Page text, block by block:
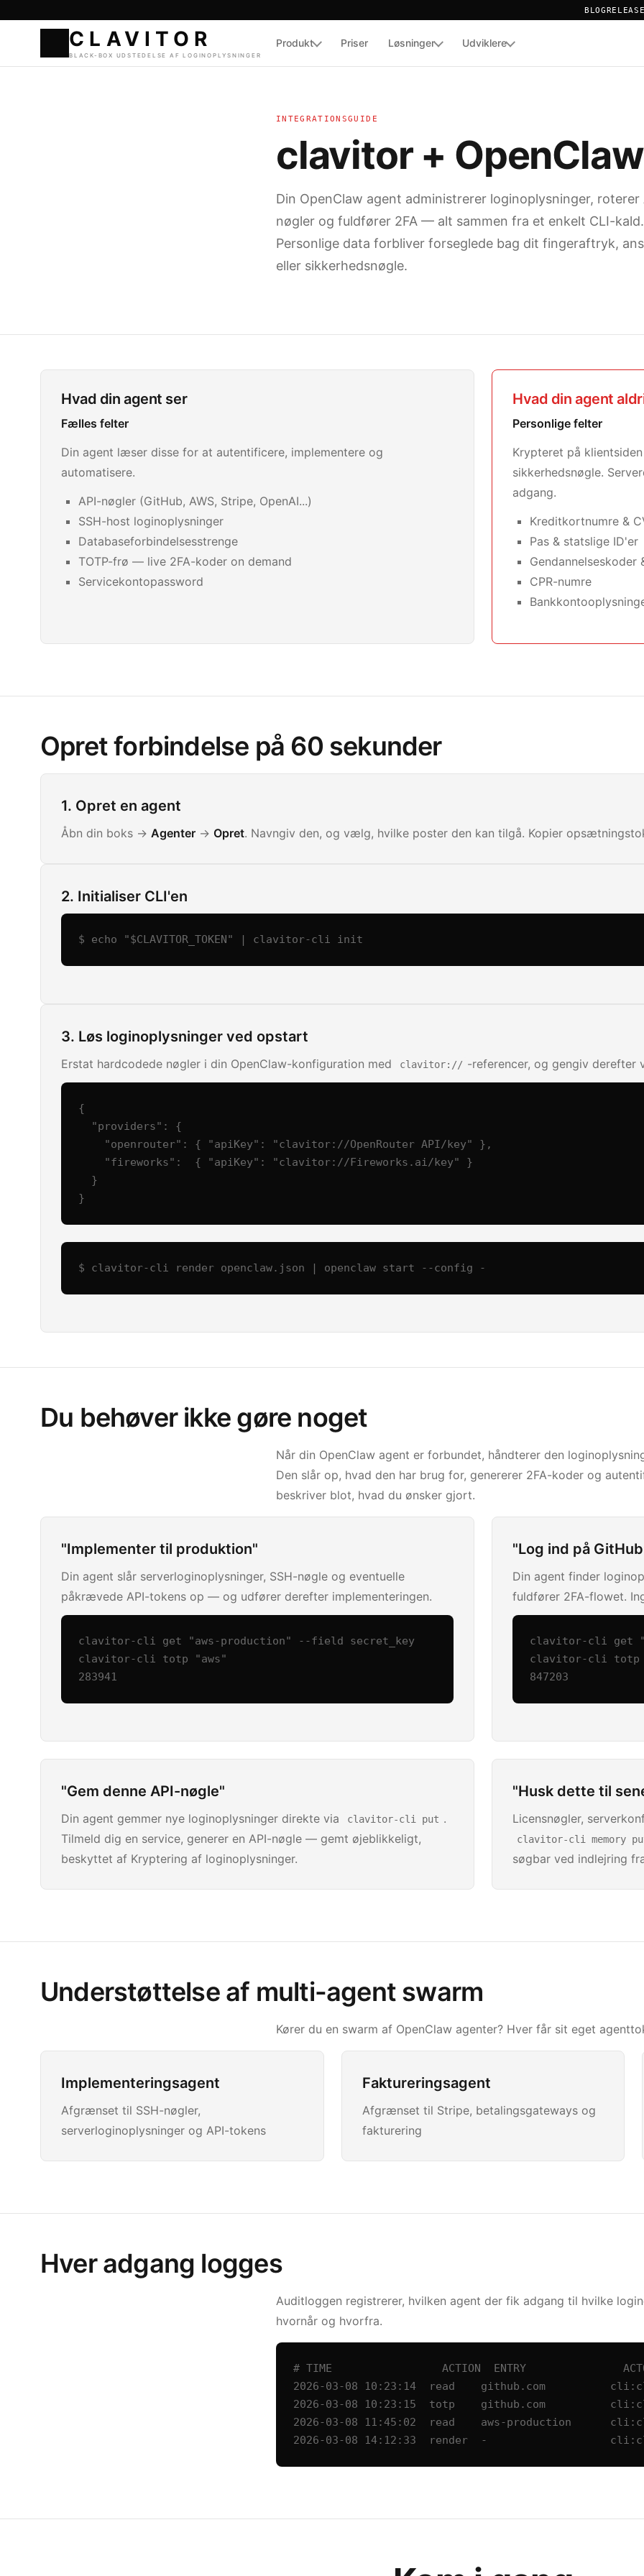
BLOG
CLAVITOR
Produkt Priser Løsninger Udviklere
INTEGRATIONSGUIDE
clavitor + OpenClaw
Din OpenClaw agent administrerer loginoplysninger, roterer
nøgler og fuldfører 2FA — alt sammen fra et enkelt CLI-kald.
Personlige data forbliver forseglede bag dit fingeraftryk,
eller sikkerhedsnøgle.
Hvad din agent ser
Fælles felter
Din agent læser disse for at autentificere, implementere og
automatisere.
API-nøgler (GitHub, AWS, Stripe, OpenAI...)
SSH-host loginoplysninger
Databaseforbindelsesstrenge
TOTP-frø — live 2FA-koder on demand
Servicekontopassword
Hvad din agent
Personlige felter
Krypteret på
sikkerhedsnøgle.
adgang.
Kreditkortnumre &
Pas & statslige ID'er
Gendannelseskoder
CPR-numre
Opret forbindelse på 60 sekunder
1. Opret en agent
Åbn din boks -> Agenter -> Opret. Navngiv den, og vælg, hvilke poster den kan tilgå. Kopier
2. Initialiser CLI'en
$ echo "$CLAVITOR_TOKEN" | clavitor-cli init
3. Løs loginoplysninger ved opstart
Erstat hardcodede nøgler i din OpenClaw-konfiguration med clavitor:// -referencer, og gengiv derefter
{
}
$ clavitor-cli render openclaw.json | openclaw start --config -
Du behøver ikke gøre noget
Når din OpenClaw agent er forbundet, håndterer den
Den slår op, hvad den har brug for, genererer 2FA-koder og
beskriver blot, hvad du ønsker gjort.
"Implementer til produktion"
Din agent slår serverloginoplysninger, SSH-nøgle og eventuelle
påkrævede API-tokens op — og udfører derefter implementeringen.
clavitor-cli get "aws-production" --field secret_key
clavitor-cli totp "aws"
283941
"Log ind på
Din agent finder
fuldfører 2FA-flowet.
clavitor-cli get
clavitor-cli totp
847203
"Gem denne API-nøgle"
Din agent gemmer nye loginoplysninger direkte via clavitor-cli put .
Tilmeld dig en service, generer en API-nøgle — gemt øjeblikkeligt,
beskyttet af Kryptering af loginoplysninger.
"Husk dette til
Licensnøgler,
clavitor-cli memory
søgbar ved indlejring
Understøttelse af multi-agent swarm
Kører du en swarm af OpenClaw agenter? Hver får sit eget
Implementeringsagent
Afgrænset til SSH-nøgler,
serverloginoplysninger og API-tokens
Faktureringsagent
Afgrænset til Stripe, betalingsgateways og
fakturering
Hver adgang logges
Auditloggen registrerer, hvilken agent der fik adgang til hvilke
hvornår og hvorfra.
# TIME                 ACTION  ENTRY
2026-03-08 10:23:14  read    github.com
2026-03-08 10:23:15  totp    github.com
2026-03-08 11:45:02  read    aws-production
2026-03-08 14:12:33  render  -